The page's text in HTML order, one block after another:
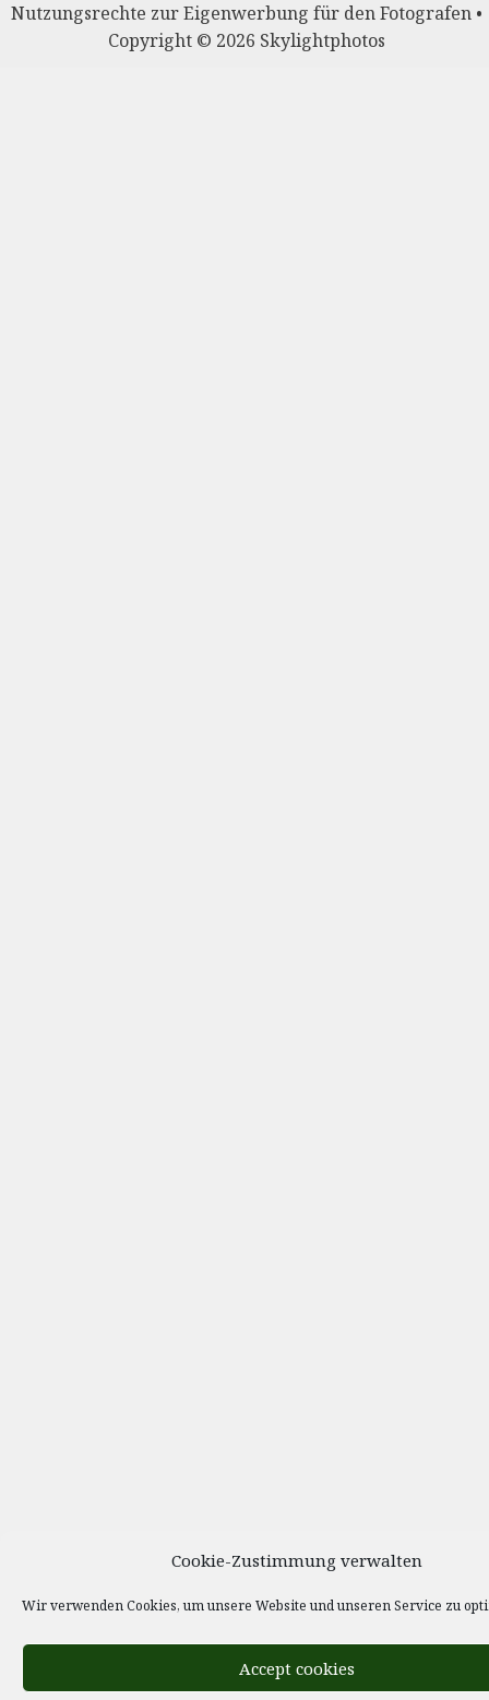
Cookie-Zustimmung verwalten
Wir verwenden Cookies, um unsere Website und unseren Service zu
Accept cookies
Nutzungsrechte zur Eigenwerbung für den Fotografen •
Copyright © 2026 Skylightphotos